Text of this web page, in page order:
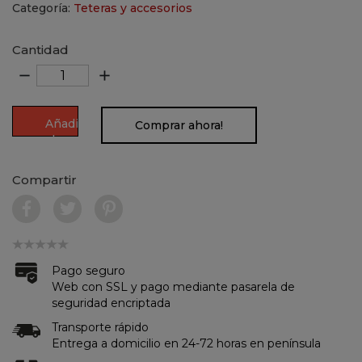
Categoría: Teteras y accesorios
Cantidad
remove add
Añadir
al
Comprar ahora!
Compartir
Pago seguro
Web con SSL y pago mediante pasarela de
seguridad encriptada
Transporte rápido
Entrega a domicilio en 24-72 horas en península